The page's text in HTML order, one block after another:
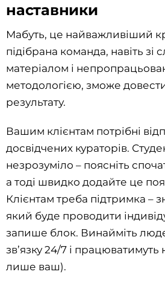
наставники
Мабуть, це найважливіший
підібрана команда, навіть зі
матеріалом і
методологією, зможе
результату.
Вашим клієнтам потрібні
досвідчених кураторів.
незрозуміло – поясніть
а тоді швидко додайте це
Клієнтам треба підтримка –
який буде проводити
запише блок. Винайміть
зв’язку 24/7 і працюватимуть
лише ваш).